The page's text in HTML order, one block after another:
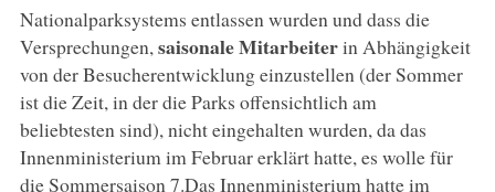
Nationalparksystems entlassen wurden und dass die
Versprechungen,saisonale Mitarbeiterin Abhängigkeit
von der Besucherentwicklung einzustellen (der Sommer
ist die Zeit, in der die Parks offensichtlich am
beliebtesten sind), nicht eingehalten wurden, da das
Innenministerium im Februar erklärt hatte, es wolle für
die Sommersaison 7.Das Innenministerium hatte im